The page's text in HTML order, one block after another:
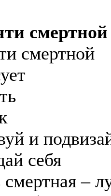
смертной
смертной
и
себя
–